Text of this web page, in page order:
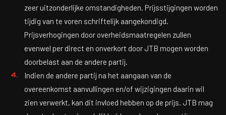
zeer uitzonderlijke omstandigheden. Prijsstijgingen worden
tijdig van te voren schriftelijk aangekondigd.
Prijsverhogingen door overheidsmaatregelen zullen
evenwel per direct en onverkort door JTB mogen worden
doorbelast aan de andere partij.
Indien de andere partij na het aangaan van de
overeenkomst aanvullingen en/of wijzigingen daarin wil
zien verwerkt, kan dit invloed hebben op de prijs. JTB mag